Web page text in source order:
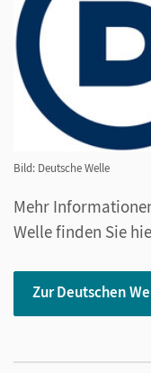
Bild: Deutsche Welle
Mehr
Welle finden Sie
Zur Deutschen